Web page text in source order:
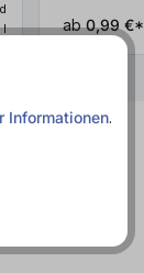
l
ab0,99 €*
Informationen.